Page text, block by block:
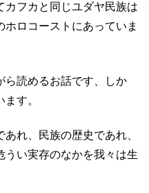
カフカと同じユダヤ民族は
ロコーストにあっていま
ら読めるお話です、しか
す。
れ、民族の歴史であれ、
うい実存のなかを我々は生